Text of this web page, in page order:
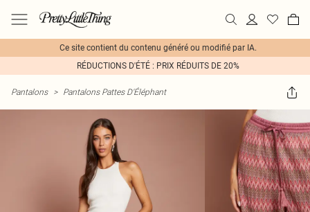
Ce site contient du contenu généré ou modifié par IA.
RÉDUCTIONS D'ÉTÉ : PRIX RÉDUITS DE 20%
Pantalons > Pantalons Pattes D'Éléphant